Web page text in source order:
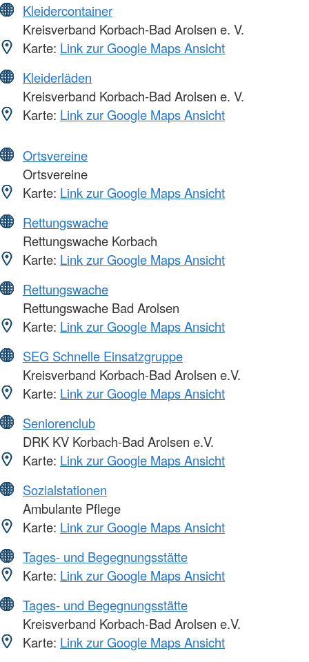
Kleidercontainer
Kreisverband Korbach-Bad Arolsen e. V.
Karte: Link zur Google Maps Ansicht
Kleiderläden
Kreisverband Korbach-Bad Arolsen e. V.
Karte: Link zur Google Maps Ansicht
Ortsvereine
Ortsvereine
Karte: Link zur Google Maps Ansicht
Rettungswache
Rettungswache Korbach
Karte: Link zur Google Maps Ansicht
Rettungswache
Rettungswache Bad Arolsen
Karte: Link zur Google Maps Ansicht
SEG Schnelle Einsatzgruppe
Kreisverband Korbach-Bad Arolsen e.V.
Karte: Link zur Google Maps Ansicht
Seniorenclub
DRK KV Korbach-Bad Arolsen e.V.
Karte: Link zur Google Maps Ansicht
Sozialstationen
Ambulante Pflege
Karte: Link zur Google Maps Ansicht
Tages- und Begegnungsstätte
Karte: Link zur Google Maps Ansicht
Tages- und Begegnungsstätte
Kreisverband Korbach-Bad Arolsen e.V.
Karte: Link zur Google Maps Ansicht